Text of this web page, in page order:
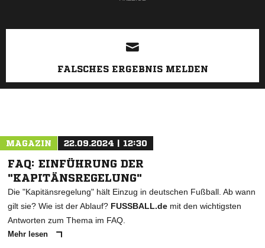
FALSCHES ERGEBNIS MELDEN
MAGAZIN 22.09.2024 | 12:30
FAQ: EINFÜHRUNG DER
"KAPITÄNSREGELUNG"
Die "Kapitänsregelung" hält Einzug in deutschen Fußball. Ab wann
gilt sie? Wie ist der Ablauf? FUSSBALL.de mit den wichtigsten
Antworten zum Thema im FAQ.
Mehr lesen